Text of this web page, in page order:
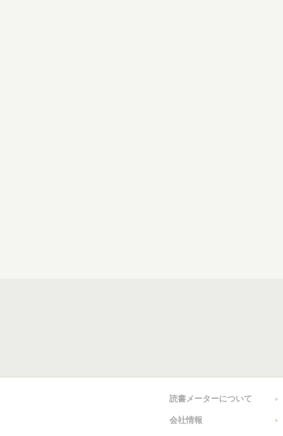
読書メーターについて
会社情報